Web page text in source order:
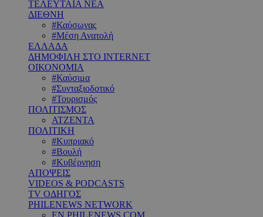
ΤΕΛΕΥΤΑΙΑ ΝΕΑ
ΔΙΕΘΝΗ
#Καύσωνας
#Μέση Ανατολή
ΕΛΛΑΔΑ
ΔΗΜΟΦΙΛΗ ΣΤΟ INTERNET
ΟΙΚΟΝΟΜΙΑ
#Καύσιμα
#Συνταξιοδοτικό
#Τουρισμός
ΠΟΛΙΤΙΣΜΟΣ
ΑΤΖΕΝΤΑ
ΠΟΛΙΤΙΚΗ
#Κυπριακό
#Βουλή
#Κυβέρνηση
ΑΠΟΨΕΙΣ
VIDEOS & PODCASTS
TV ΟΔΗΓΟΣ
PHILENEWS NETWORK